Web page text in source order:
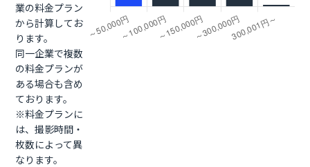
業の料金プラン
から計算してお
ります。
同一企業で複数
の料金プランが
ある場合も含め
ております。
※料金プランに
は、撮影時間・
枚数によって異
なります。